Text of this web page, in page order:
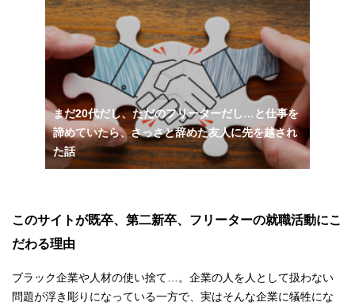
まだ20代だし、ただのフリーターだし…と仕事を
諦めていたら、さっさと辞めた友人に先を越され
た話
このサイトが既卒、第二新卒、フリーターの就職活動にこ
だわる理由
ブラック企業や人材の使い捨て…。企業の人を人として扱わない
問題が浮き彫りになっている一方で、実はそんな企業に犠牲にな